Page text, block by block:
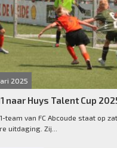
2025
naar Huys Talent Cup
team van FC Abcoude staat op
uitdaging. Zij...